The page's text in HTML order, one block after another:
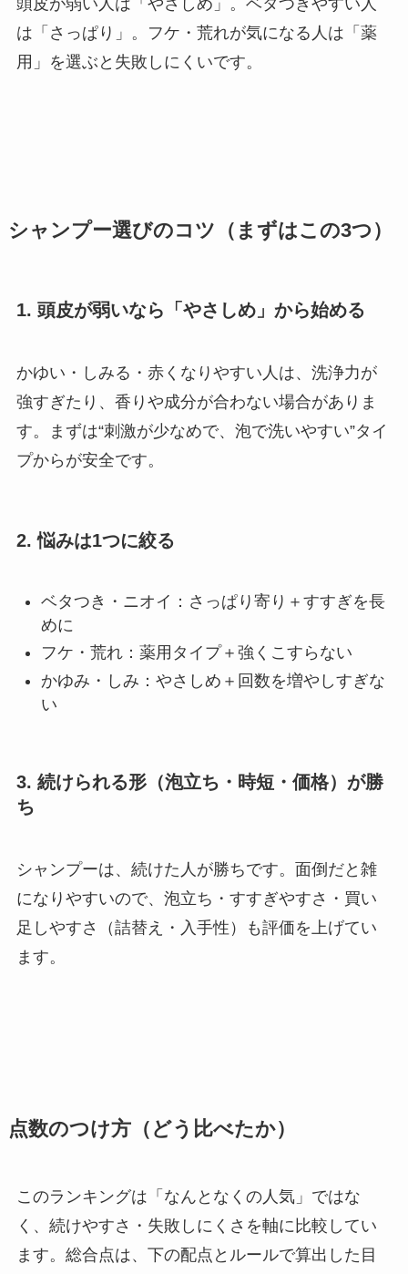
は「さっぱり」。フケ・荒れが気になる人は「薬
用」を選ぶと失敗しにくいです。
シャンプー選びのコツ（まずはこの3つ）
1. 頭皮が弱いなら「やさしめ」から始める
かゆい・しみる・赤くなりやすい人は、洗浄力が
強すぎたり、香りや成分が合わない場合がありま
す。まずは“刺激が少なめで、泡で洗いやすい”タイ
プからが安全です。
2. 悩みは1つに絞る
ベタつき・ニオイ：さっぱり寄り＋すすぎを長
めに
フケ・荒れ：薬用タイプ＋強くこすらない
かゆみ・しみ：やさしめ＋回数を増やしすぎな
い
3. 続けられる形（泡立ち・時短・価格）が勝
ち
シャンプーは、続けた人が勝ちです。面倒だと雑
になりやすいので、泡立ち・すすぎやすさ・買い
足しやすさ（詰替え・入手性）も評価を上げてい
ます。
点数のつけ方（どう比べたか）
このランキングは「なんとなくの人気」ではな
く、続けやすさ・失敗しにくさを軸に比較してい
ます。総合点は、下の配点とルールで算出した目